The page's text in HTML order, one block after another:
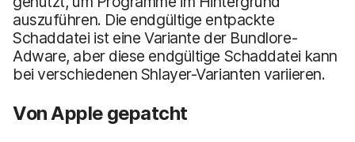
auszuführen. Die endgültige entpackte
Schaddatei ist eine Variante der Bundlore-
Adware, aber diese endgültige Schaddatei kann
bei verschiedenen Shlayer-Varianten variieren.
Von Apple gepatcht